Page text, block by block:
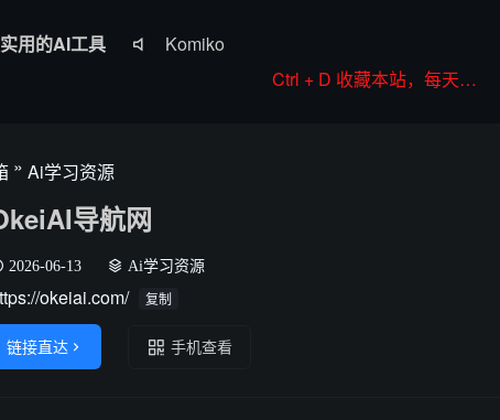
用的AI工具 
Komiko
Ctrl + D 收藏本站，每天更新好站！
» Ai学习资源
导航网
2026-06-13 Ai学习资源
okeiai.com/ 复制
链接直达  手机查看